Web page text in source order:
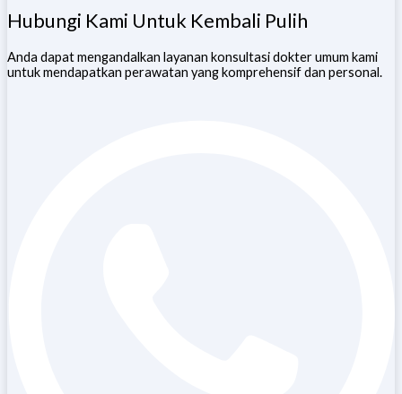
Hubungi Kami Untuk Kembali Pulih
Anda dapat mengandalkan layanan konsultasi dokter umum kami
untuk mendapatkan perawatan yang komprehensif dan personal.